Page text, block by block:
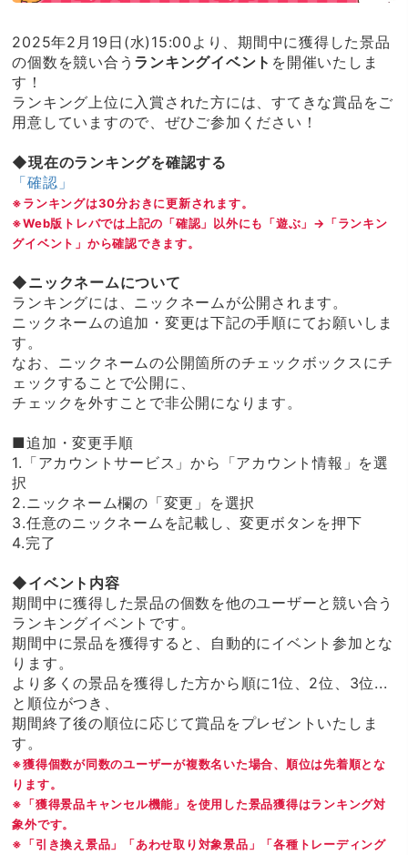
2025年2月19日(水)15:00より、期間中に獲得した景品
の個数を競い合う ランキングイベント を開催いたしま
す！
ランキング上位に入賞された方には、すてきな賞品をご
用意していますので、ぜひご参加ください！
◆現在のランキングを確認する
「確認」
※ランキングは30分おきに更新されます。
※Web版トレバでは上記の「確認」以外にも「遊ぶ」→「ランキン
グイベント」から確認できます。
◆ニックネームについて
ランキングには、ニックネームが公開されます。
ニックネームの追加・変更は下記の手順にてお願いしま
す。
なお、ニックネームの公開箇所のチェックボックスにチ
ェックすることで公開に、
チェックを外すことで非公開になります。
■追加・変更手順
1.「アカウントサービス」から「アカウント情報」を選
択
2.ニックネーム欄の「変更」を選択
3.任意のニックネームを記載し、変更ボタンを押下
4.完了
◆イベント内容
期間中に獲得した景品の個数を他のユーザーと競い合う
ランキングイベントです。
期間中に景品を獲得すると、自動的にイベント参加とな
ります。
より多くの景品を獲得した方から順に1位、2位、3位...
と順位がつき、
期間終了後の順位に応じて賞品をプレゼントいたしま
す。
※獲得個数が同数のユーザーが複数名いた場合、順位は先着順とな
ります。
※「獲得景品キャンセル機能」を使用した景品獲得はランキング対
象外です。
※「引き換え景品」「あわせ取り対象景品」「各種トレーディング